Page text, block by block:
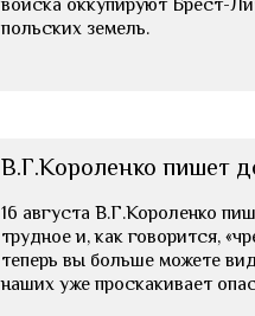
войска оккупируют Брест-
польских земель.
В.Г.Короленко пишет
16 августа В.Г.Короленко
трудное и, как говорится,
теперь вы больше можете
наших уже проскакивает